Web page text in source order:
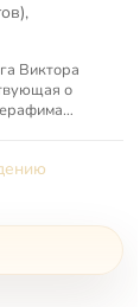
Виктора
о